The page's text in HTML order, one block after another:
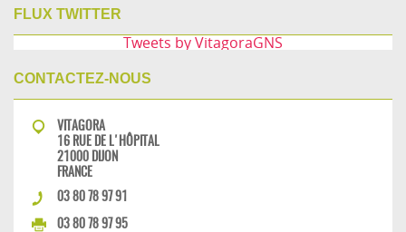
FLUX TWITTER
Tweets by VitagoraGNS
CONTACTEZ-NOUS
VITAGORA
16 RUE DE L'HÔPITAL
21000 DIJON
FRANCE
03 80 78 97 91
03 80 78 97 95